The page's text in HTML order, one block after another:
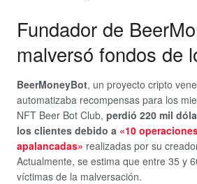
Fundador de
malversó fondos de
BeerMoneyBot, un proyecto cripto
automatizaba recompensas para los
NFT Beer Bot Club, perdió 220 mil
los clientes debido a «10
apalancadas» realizadas por su
Actualmente, se estima que entre 35 y
víctimas de la malversación.